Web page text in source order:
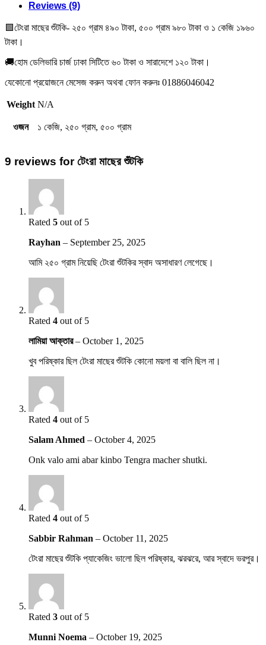
Reviews (9)
🟩টেংরা মাছের শুঁটকি- ২৫০ গ্রাম ৪৯০ টাকা, ৫০০ গ্রাম ৯৮০ টাকা ও ১ কেজি ১৯৬০
টাকা।
🚚হোম ডেলিভারি চার্জ ঢাকা সিটিতে ৬০ টাকা ও সারাদেশে ১২০ টাকা।
যেকোনো প্রয়োজনে মেসেজ করুন অথবা ফোন করুনঃ 01886046042
Weight N/A
ওজন ১ কেজি, ২৫০ গ্রাম, ৫০০ গ্রাম
9 reviews forটেংরা মাছের শুঁটকি
Rated 5 out of 5
Rayhan – September 25, 2025
আমি ২৫০ গ্রাম নিয়েছি টেংরা শুঁটকির স্বাদ অসাধারণ লেগেছে।
Rated 4 out of 5
লামিয়া আক্তার– October 1, 2025
খুব পরিষ্কার ছিল টেংরা মাছের শুঁটকি কোনো ময়লা বা বালি ছিল না।
Rated 4 out of 5
Salam Ahmed – October 4, 2025
Onk valo ami abar kinbo Tengra macher shutki.
Rated 4 out of 5
Sabbir Rahman – October 11, 2025
টেংরা মাছের শুঁটকি প্যাকেজিং ভালো ছিল পরিষ্কার, ঝরঝরে, আর স্বাদে ভরপুর।
Rated 3 out of 5
Munni Noema – October 19, 2025